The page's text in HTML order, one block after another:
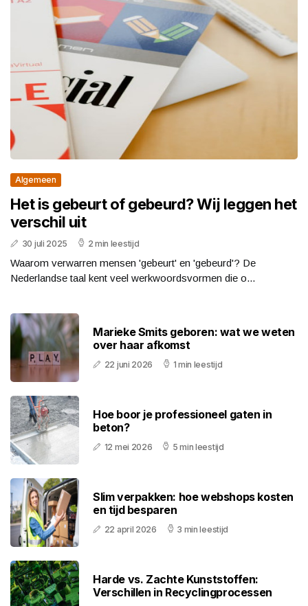
Algemeen
Het is gebeurt of gebeurd? Wij leggen het
verschil uit
30 juli 2025 2 min leestijd
Waarom verwarren mensen 'gebeurt' en 'gebeurd'? De
Nederlandse taal kent veel werkwoordsvormen die o...
Marieke Smits geboren: wat we weten
over haar afkomst
22 juni 2026 1 min leestijd
Hoe boor je professioneel gaten in
beton?
12 mei 2026 5 min leestijd
Slim verpakken: hoe webshops kosten
en tijd besparen
22 april 2026 3 min leestijd
Harde vs. Zachte Kunststoffen:
Verschillen in Recyclingprocessen